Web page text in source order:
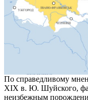
По справедливому
XIX в. Ю. Шуйского,
неизбежным